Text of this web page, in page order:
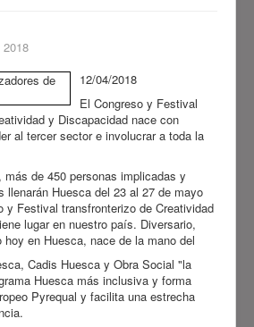
12/04/2018
El Congreso y Festival
y Discapacidad nace con
al tercer sector e involucrar a toda la
de 450 personas implicadas y
llenarán Huesca del 23 al 27 de mayo
y Festival transfronterizo de Creatividad
lugar en nuestro país. Diversario,
hoy en Huesca, nace de la mano del
Cadis Huesca y Obra Social "la
Huesca más inclusiva y forma
Pyrequal y facilita una estrecha